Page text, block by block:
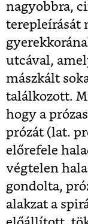
nagyobbra,
terepleírását
utcával,
mászkált
találkozott.
hogy a
prózát (lat.
előrefele
végtelen
gondolta,
alakzat a